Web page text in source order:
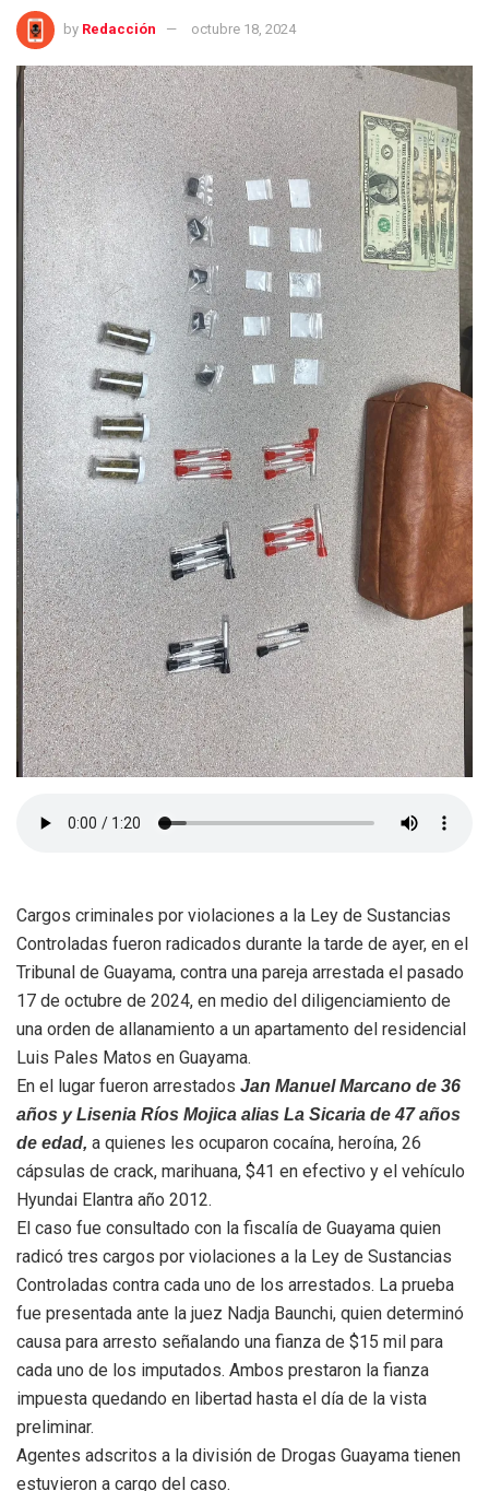
by Redacción octubre 18, 2024
Cargos criminales por violaciones a la Ley de Sustancias
Controladas fueron radicados durante la tarde de ayer, en el
Tribunal de Guayama, contra una pareja arrestada el pasado
17 de octubre de 2024, en medio del diligenciamiento de
una orden de allanamiento a un apartamento del residencial
Luis Pales Matos en Guayama.
En el lugar fueron arrestados Jan Manuel Marcano de 36
años y Lisenia Ríos Mojica alias La Sicaria de 47 años
de edad, a quienes les ocuparon cocaína, heroína, 26
cápsulas de crack, marihuana, $41 en efectivo y el vehículo
Hyundai Elantra año 2012.
El caso fue consultado con la fiscalía de Guayama quien
radicó tres cargos por violaciones a la Ley de Sustancias
Controladas contra cada uno de los arrestados. La prueba
fue presentada ante la juez Nadja Baunchi, quien determinó
causa para arresto señalando una fianza de $15 mil para
cada uno de los imputados. Ambos prestaron la fianza
impuesta quedando en libertad hasta el día de la vista
preliminar.
Agentes adscritos a la división de Drogas Guayama tienen
estuvieron a cargo del caso.